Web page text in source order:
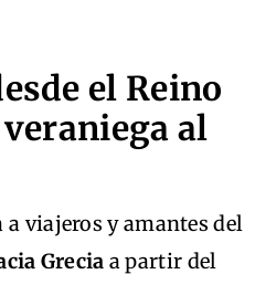
el Reino
al
viajeros y amantes del
Grecia a partir del